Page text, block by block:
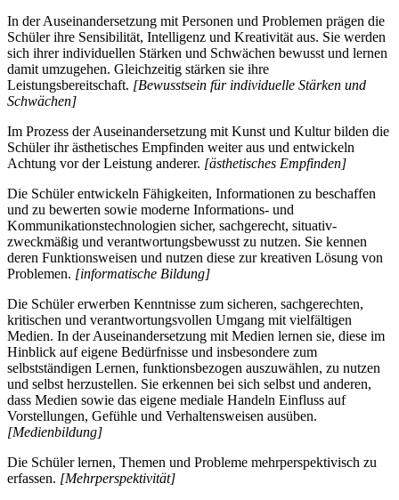
In der Auseinandersetzung mit Personen und Problemen prägen die
Schüler ihre Sensibilität, Intelligenz und Kreativität aus. Sie werden
sich ihrer individuellen Stärken und Schwächen bewusst und lernen
damit umzugehen. Gleichzeitig stärken sie ihre
Leistungsbereitschaft. [Bewusstsein für individuelle Stärken und
Schwächen]
Im Prozess der Auseinandersetzung mit Kunst und Kultur bilden die
Schüler ihr ästhetisches Empfinden weiter aus und entwickeln
Achtung vor der Leistung anderer. [ästhetisches Empfinden]
Die Schüler entwickeln Fähigkeiten, Informationen zu beschaffen
und zu bewerten sowie moderne Informations- und
Kommunikationstechnologien sicher, sachgerecht, situativ-
zweckmäßig und verantwortungsbewusst zu nutzen. Sie kennen
deren Funktionsweisen und nutzen diese zur kreativen Lösung von
Problemen. [informatische Bildung]
Die Schüler erwerben Kenntnisse zum sicheren, sachgerechten,
kritischen und verantwortungsvollen Umgang mit vielfältigen
Medien. In der Auseinandersetzung mit Medien lernen sie, diese im
Hinblick auf eigene Bedürfnisse und insbesondere zum
selbstständigen Lernen, funktionsbezogen auszuwählen, zu nutzen
und selbst herzustellen. Sie erkennen bei sich selbst und anderen,
dass Medien sowie das eigene mediale Handeln Einfluss auf
Vorstellungen, Gefühle und Verhaltensweisen ausüben.
[Medienbildung]
Die Schüler lernen, Themen und Probleme mehrperspektivisch zu
erfassen. [Mehrperspektivität]